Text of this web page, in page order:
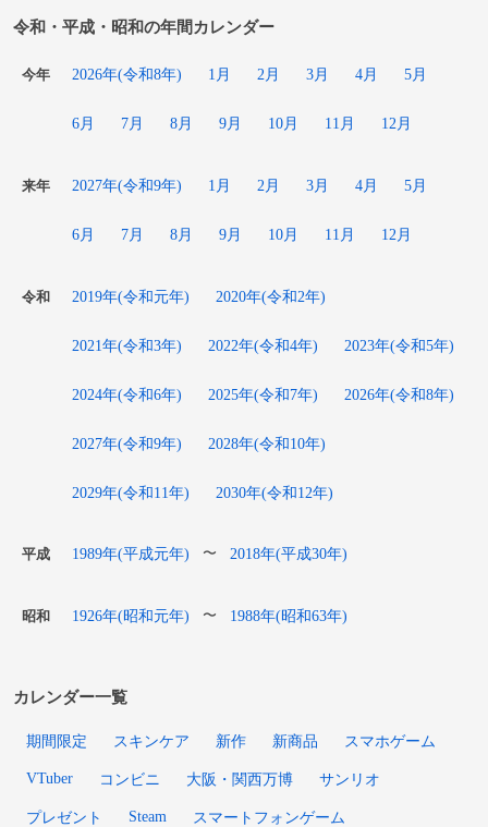
令和・平成・昭和の年間カレンダー
今年 2026年(令和8年) 1月 2月 3月 4月 5月
6月 7月 8月 9月 10月 11月 12月
来年 2027年(令和9年) 1月 2月 3月 4月 5月
6月 7月 8月 9月 10月 11月 12月
令和 2019年(令和元年) 2020年(令和2年)
2021年(令和3年) 2022年(令和4年) 2023年(令和5年)
2024年(令和6年) 2025年(令和7年) 2026年(令和8年)
2027年(令和9年) 2028年(令和10年)
2029年(令和11年) 2030年(令和12年)
平成 1989年(平成元年) 〜 2018年(平成30年)
昭和 1926年(昭和元年) 〜 1988年(昭和63年)
カレンダー一覧
期間限定 スキンケア 新作 新商品 スマホゲーム
VTuber コンビニ 大阪・関西万博 サンリオ
プレゼント Steam スマートフォンゲーム